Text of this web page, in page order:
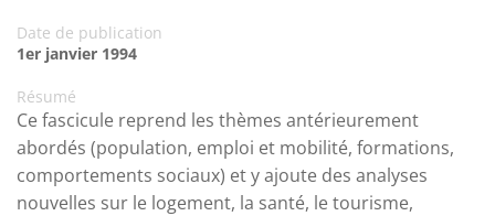
Date de publication
1er janvier 1994
Résumé
Ce fascicule reprend les thèmes antérieurement
abordés (population, emploi et mobilité, formations,
comportements sociaux) et y ajoute des analyses
nouvelles sur le logement, la santé, le tourisme,